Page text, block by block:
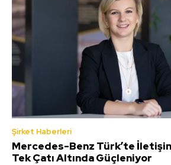
Şirket Haberleri
Mercedes-Benz Türk’te
Tek Çatı Altında Güçleniyor